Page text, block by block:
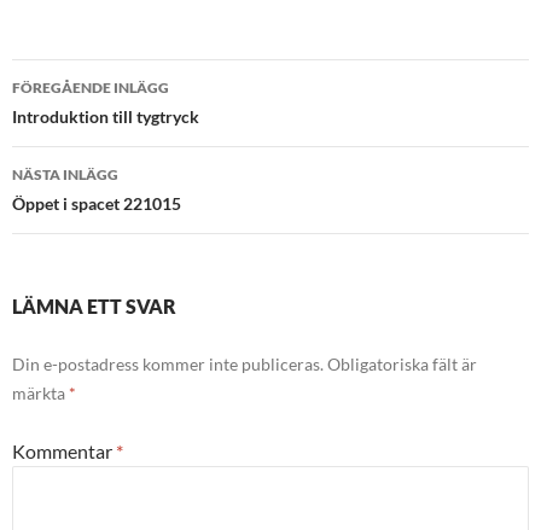
Inläggsnavigering
FÖREGÅENDE INLÄGG
Introduktion till tygtryck
NÄSTA INLÄGG
Öppet i spacet 221015
LÄMNA ETT SVAR
Din e-postadress kommer inte publiceras. Obligatoriska fält är
märkta *
Kommentar *